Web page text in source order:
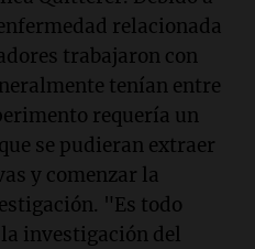
relacionada
trabajaron con
tenían entre
requería un
se pudieran extraer
y comenzar la
"Es todo
investigación del